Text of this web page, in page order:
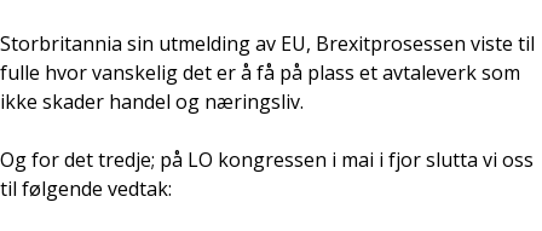
Storbritannia sin utmelding av EU, Brexitprosessen viste til
fulle hvor vanskelig det er å få på plass et avtaleverk som
ikke skader handel og næringsliv.
Og for det tredje; på LO kongressen i mai i fjor slutta vi oss
til følgende vedtak: